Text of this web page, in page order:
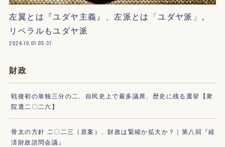
左翼とは『ユダヤ主義』、左派とは「ユダヤ派」。
リベラルもユダヤ派
2024.10.01 05:37
財政
戦後初の単独三分の二、自民史上で最多議席、歴史に残る選挙【衆
院選二〇二六】
骨太の方針 二〇二三（原案）、財政は緊縮か拡大か？｜第八回『経
済財政諮問会議』